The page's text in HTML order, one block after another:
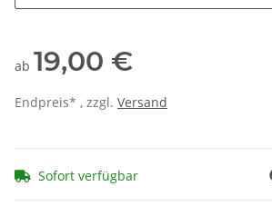
ab 19,00 €
Endpreis* , zzgl. Versand
Sofort verfügbar